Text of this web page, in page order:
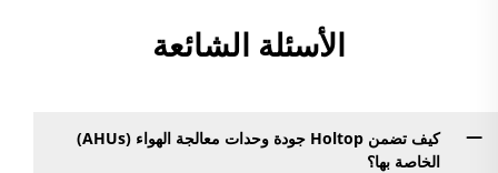
الأسئلة الشائعة
كيف تضمن Holtop جودة وحدات معالجة الهواء (AHUs)
الخاصة بها؟